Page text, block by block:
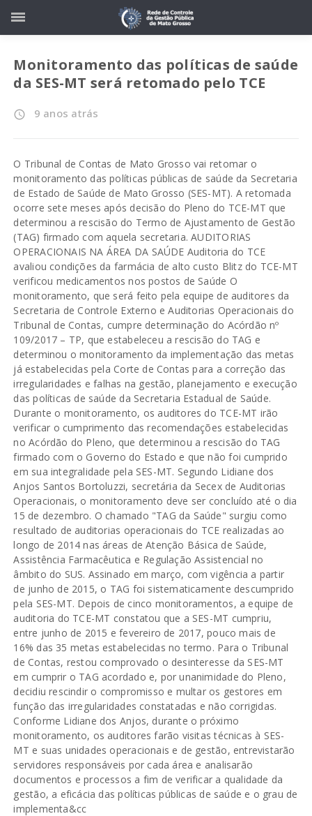
Monitoramento das políticas de saúde
da SES-MT será retomado pelo TCE
access_time 9 anos atrás
O Tribunal de Contas de Mato Grosso vai retomar o
monitoramento das políticas públicas de saúde da Secretaria
de Estado de Saúde de Mato Grosso (SES-MT). A retomada
ocorre sete meses após decisão do Pleno do TCE-MT que
determinou a rescisão do Termo de Ajustamento de Gestão
(TAG) firmado com aquela secretaria. AUDITORIAS
OPERACIONAIS NA ÁREA DA SAÚDE Auditoria do TCE
avaliou condições da farmácia de alto custo Blitz do TCE-MT
verificou medicamentos nos postos de Saúde O
monitoramento, que será feito pela equipe de auditores da
Secretaria de Controle Externo e Auditorias Operacionais do
Tribunal de Contas, cumpre determinação do Acórdão nº
109/2017 – TP, que estabeleceu a rescisão do TAG e
determinou o monitoramento da implementação das metas
já estabelecidas pela Corte de Contas para a correção das
irregularidades e falhas na gestão, planejamento e execução
das políticas de saúde da Secretaria Estadual de Saúde.
Durante o monitoramento, os auditores do TCE-MT irão
verificar o cumprimento das recomendações estabelecidas
no Acórdão do Pleno, que determinou a rescisão do TAG
firmado com o Governo do Estado e que não foi cumprido
em sua integralidade pela SES-MT. Segundo Lidiane dos
Anjos Santos Bortoluzzi, secretária da Secex de Auditorias
Operacionais, o monitoramento deve ser concluído até o dia
15 de dezembro. O chamado "TAG da Saúde" surgiu como
resultado de auditorias operacionais do TCE realizadas ao
longo de 2014 nas áreas de Atenção Básica de Saúde,
Assistência Farmacêutica e Regulação Assistencial no
âmbito do SUS. Assinado em março, com vigência a partir
de junho de 2015, o TAG foi sistematicamente descumprido
pela SES-MT. Depois de cinco monitoramentos, a equipe de
auditoria do TCE-MT constatou que a SES-MT cumpriu,
entre junho de 2015 e fevereiro de 2017, pouco mais de
16% das 35 metas estabelecidas no termo. Para o Tribunal
de Contas, restou comprovado o desinteresse da SES-MT
em cumprir o TAG acordado e, por unanimidade do Pleno,
decidiu rescindir o compromisso e multar os gestores em
função das irregularidades constatadas e não corrigidas.
Conforme Lidiane dos Anjos, durante o próximo
monitoramento, os auditores farão visitas técnicas à SES-
MT e suas unidades operacionais e de gestão, entrevistarão
servidores responsáveis por cada área e analisarão
documentos e processos a fim de verificar a qualidade da
gestão, a eficácia das políticas públicas de saúde e o grau de
implementa&cc